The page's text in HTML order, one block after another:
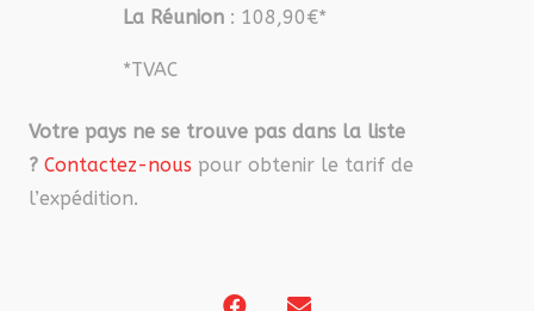
La Réunion : 108,90€*
*TVAC
Votre pays ne se trouve pas dans la liste
? Contactez-nous pour obtenir le tarif de
l’expédition.